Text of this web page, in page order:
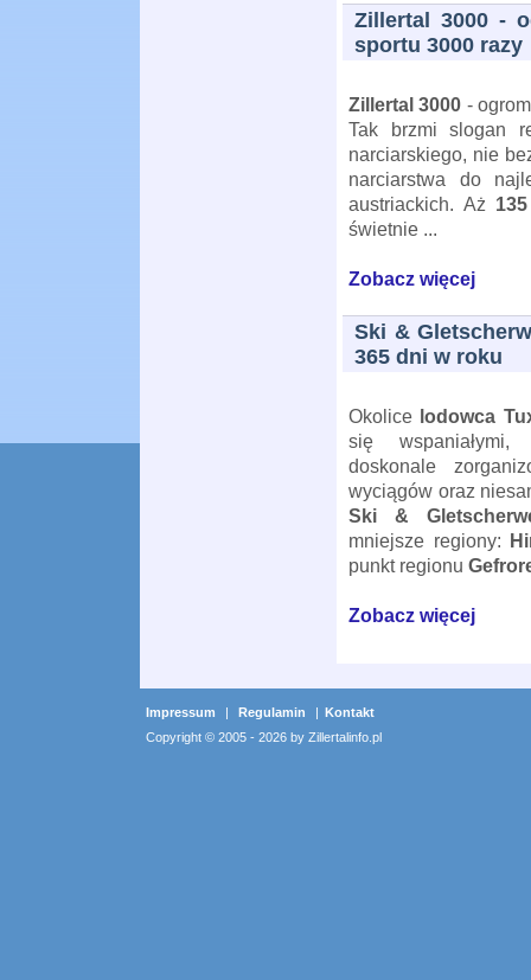
Zillertal 3000 -
sportu 3000 razy
Zillertal 3000 -
Tak brzmi slogan
narciarskiego, nie
narciarstwa do
austriackich. Aż
świetnie ...
Zobacz więcej
Ski &
365 dni w roku
Okolice lodowca
się wspaniałymi,
doskonale
wyciągów oraz
Ski &
mniejsze regiony:
punkt regionu
Zobacz więcej
Impressum | Regulamin | Kontakt
Copyright © 2005 - 2026 by Zillertalinfo.pl